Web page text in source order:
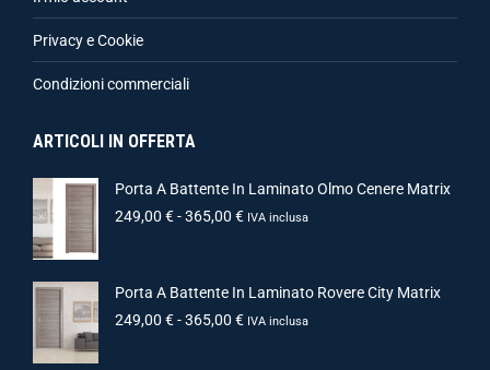
Privacy e Cookie
Condizioni commerciali
ARTICOLI IN OFFERTA
Porta A Battente In Laminato Olmo Cenere Matrix
249,00 €-365,00 € IVA inclusa
Porta A Battente In Laminato Rovere City Matrix
249,00 €-365,00 € IVA inclusa